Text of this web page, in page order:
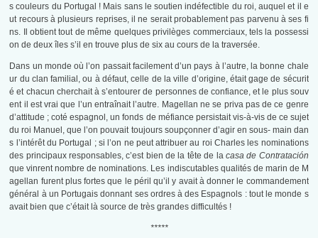
s couleurs du Portugal ! Mais sans le soutien indéfectible du roi, auquel et il e
ut recours à plusieurs reprises, il ne serait probablement pas parvenu à ses fi
ns. Il obtient tout de même quelques privilèges commerciaux, tels la possessi
on de deux îles s’il en trouve plus de six au cours de la traversée.
Dans un monde où l’on passait facilement d’un pays à l’autre, la bonne chale
ur du clan familial, ou à défaut, celle de la ville d’origine, était gage de sécurit
é et chacun cherchait à s’entourer de personnes de confiance, et le plus souv
ent il est vrai que l’un entraînait l’autre. Magellan ne se priva pas de ce genre
d’attitude ; coté espagnol, un fonds de méfiance persistait vis-à-vis de ce sujet
du roi Manuel, que l’on pouvait toujours soupçonner d’agir en sous- main dan
s l’intérêt du Portugal ; si l’on ne peut attribuer au roi Charles les nominations
des principaux responsables, c’est bien de la tête de la casa de Contratación
que vinrent nombre de nominations. Les indiscutables qualités de marin de M
agellan furent plus fortes que le péril qu’il y avait à donner le commandement
général à un Portugais donnant ses ordres à des Espagnols : tout le monde s
avait bien que c’était là source de très grandes difficultés !
*****